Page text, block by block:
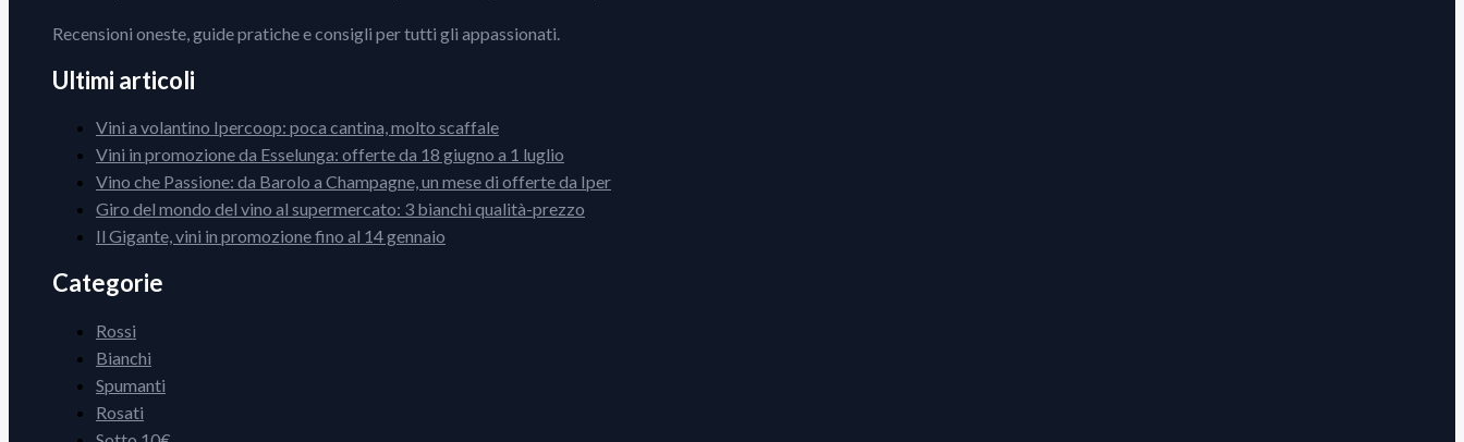
Recensioni oneste, guide pratiche e consigli per tutti gli appassionati.
Ultimi articoli
Vini a volantino Ipercoop: poca cantina, molto scaffale
Vini in promozione da Esselunga: offerte da 18 giugno a 1 luglio
Vino che Passione: da Barolo a Champagne, un mese di offerte da Iper
Giro del mondo del vino al supermercato: 3 bianchi qualità-prezzo
Il Gigante, vini in promozione fino al 14 gennaio
Categorie
Rossi
Bianchi
Spumanti
Rosati